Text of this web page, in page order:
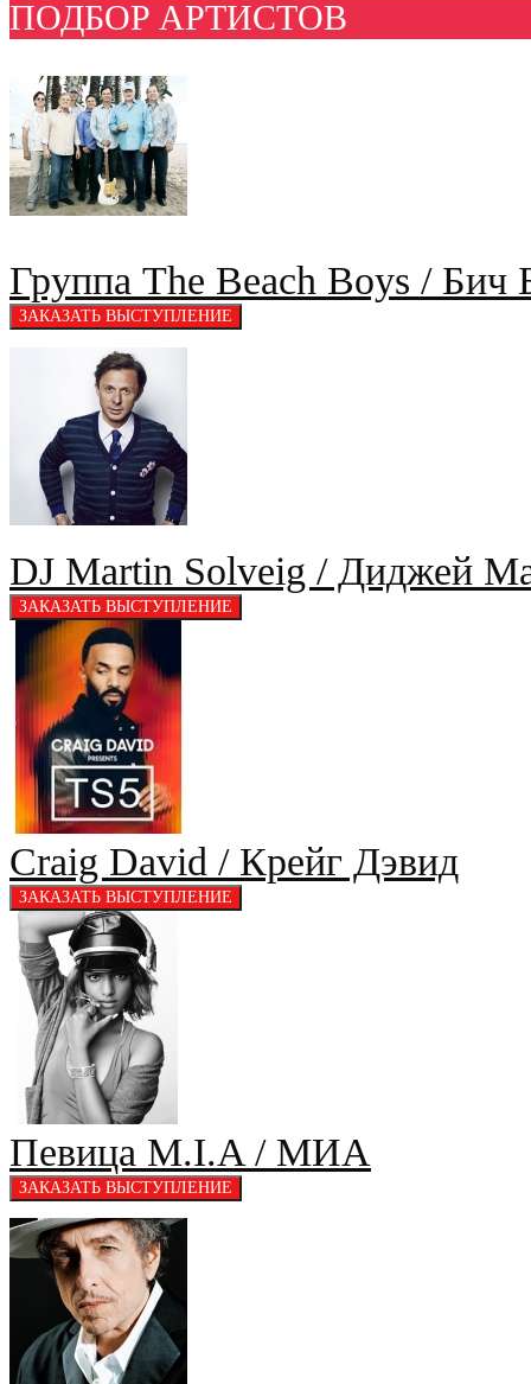
ПОДБОР АРТИСТОВ
Группа The Beach Boys / Бич
DJ Martin Solveig / Диджей
Craig David / Крейг Дэвид
Певица M.I.A / МИА